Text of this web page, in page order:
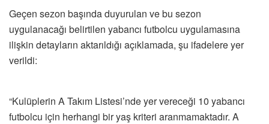
Geçen sezon başında duyurulan ve bu sezon
uygulanacağı belirtilen yabancı futbolcu uygulamasına
ilişkin detayların aktarıldığı açıklamada, şu ifadelere yer
verildi:
“Kulüplerin A Takım Listesi’nde yer vereceği 10 yabancı
futbolcu için herhangi bir yaş kriteri aranmamaktadır. A